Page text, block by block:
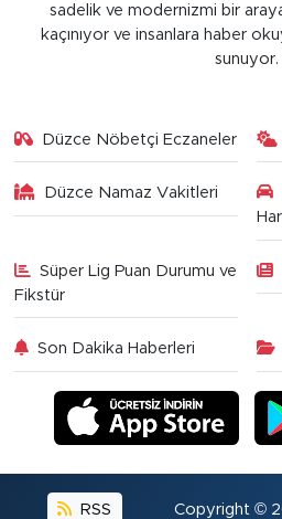
sadelik ve modernizmi bir
kaçınıyor ve insanlara haber
sunuyor.
Düzce Nöbetçi Eczaneler
Düzce Namaz Vakitleri
Süper Lig Puan Durumu ve
Fikstür
Son Dakika Haberleri
RSS Copyright ©